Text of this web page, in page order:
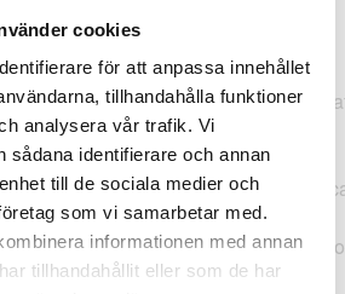
cookies
för att anpassa innehållet
tillhandahålla funktioner
analysera vår trafik. Vi
sådana identifierare och annan
till de sociala medier och
som vi samarbetar med.
informationen med annan
tillhandahållit eller som de har
is not a
_next/static/chunks/pages/
at Array.map
_next/static/chunks/pages/
at lk
_next/static/chunks/
at i